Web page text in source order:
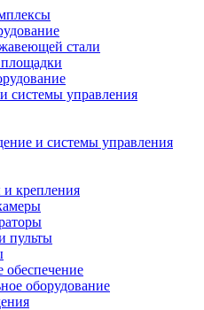
стали
системы управления
и системы управления
крепления
пульты
оборудование